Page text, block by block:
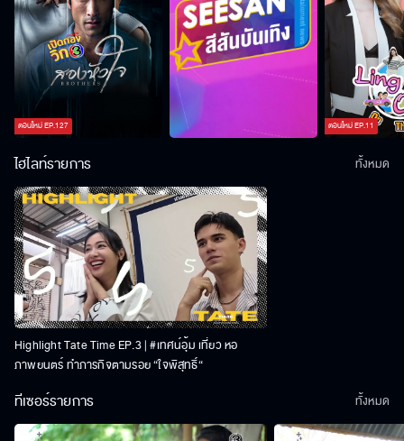
ตอนใหม่EP.127 ตอนใหม่EP.11
ไฮไลท์รายการ
Highlight Tate Time EP.3 | #เทศน์อุ้ม เที่ยว หอ
ภาพยนตร์ ทำภารกิจตามรอย “ใจพิสุทธิ์“
ทั้งหมด
ทีเซอร์รายการ ทั้งหมด